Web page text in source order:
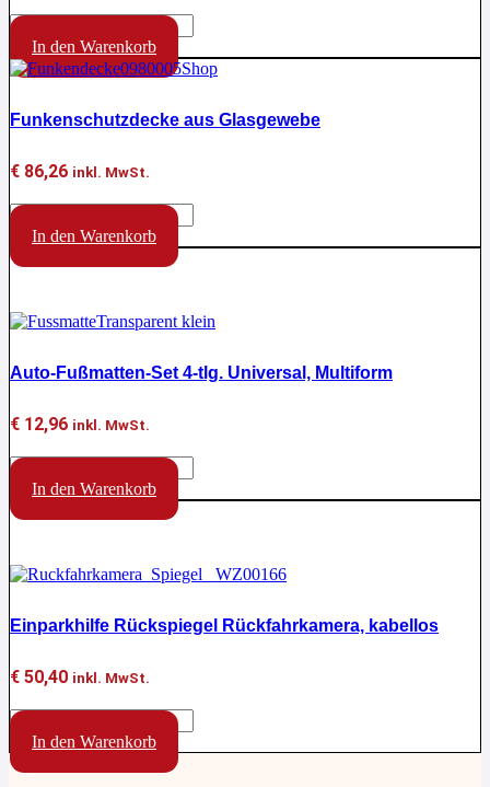
IREPELL
360°-
Schutz
-
&
Menge
In den Warenkorb
Funkenschutzdecke aus Glasgewebe
€ 86,26 inkl. MwSt.
Funkenschutzdecke
Glasgewebe
Menge
In den Warenkorb
Aktion !
Auto-Fußmatten-Set 4-tlg. Universal, Multiform
€ 12,96 inkl. MwSt.
Auto-
Fußmatten-
Set
4-
Universal,
Multiform
In den Warenkorb
Aktion !
Einparkhilfe Rückspiegel Rückfahrkamera, kabellos
€ 50,40 inkl. MwSt.
Einparkhilfe
Rückspiegel
Rückfahrkamera,
kabellos
In den Warenkorb